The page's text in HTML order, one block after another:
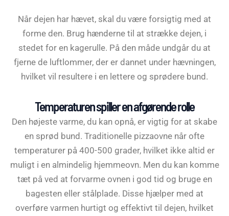
Når dejen har hævet, skal du være forsigtig med at
forme den. Brug hænderne til at strække dejen, i
stedet for en kagerulle. På den måde undgår du at
fjerne de luftlommer, der er dannet under hævningen,
hvilket vil resultere i en lettere og sprødere bund.
Temperaturen spiller en afgørende rolle
Den højeste varme, du kan opnå, er vigtig for at skabe
en sprød bund. Traditionelle pizzaovne når ofte
temperaturer på 400-500 grader, hvilket ikke altid er
muligt i en almindelig hjemmeovn. Men du kan komme
tæt på ved at forvarme ovnen i god tid og bruge en
bagesten eller stålplade. Disse hjælper med at
overføre varmen hurtigt og effektivt til dejen, hvilket